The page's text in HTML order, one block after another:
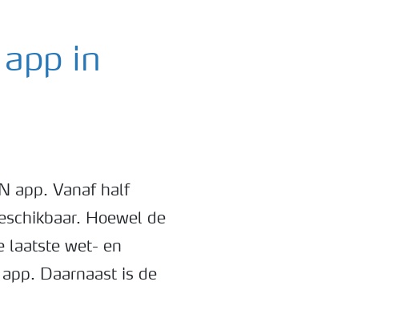
in
app. Vanaf half
Hoewel de
laatste wet- en
Daarnaast is de